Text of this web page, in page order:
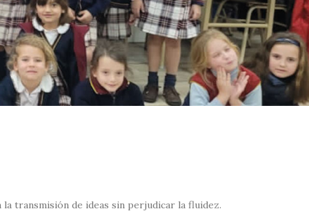
transmisión de ideas sin perjudicar la fluidez.